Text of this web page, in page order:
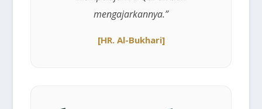
mengajarkannya.”
[HR. Al-Bukhari]